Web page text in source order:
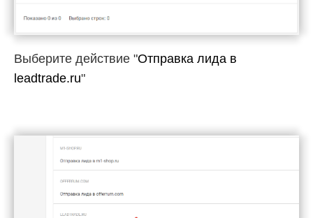
Выберите действие "Отправка лида в
leadtrade.ru"